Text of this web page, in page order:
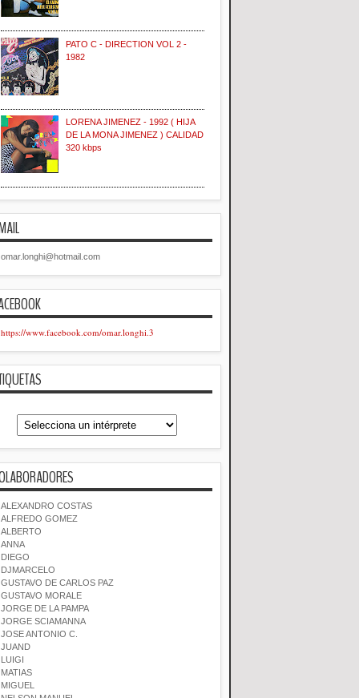
PATO C - DIRECTION VOL 2 -
1982
LORENA JIMENEZ - 1992 ( HIJA
DE LA MONA JIMENEZ ) CALIDAD
320 kbps
omar.longhi@hotmail.com
https://www.facebook.com/omar.longhi.3
ALEXANDRO COSTAS
ALFREDO GOMEZ
ALBERTO
ANNA
DIEGO
DJMARCELO
GUSTAVO DE CARLOS PAZ
GUSTAVO MORALE
JORGE DE LA PAMPA
JORGE SCIAMANNA
JOSE ANTONIO C.
JUAND
LUIGI
MATIAS
MIGUEL